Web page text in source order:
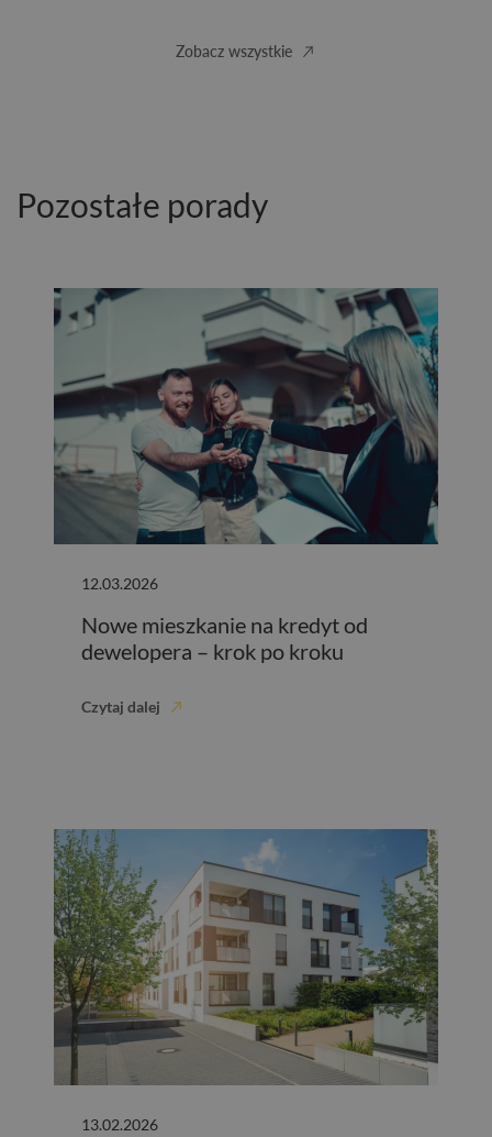
Zobacz wszystkie
Pozostałe porady
12.03.2026
Nowe mieszkanie na kredyt od
dewelopera – krok po kroku
Czytaj dalej
13.02.2026